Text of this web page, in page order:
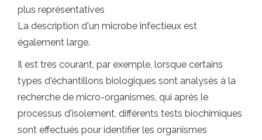
plus représentatives
La description d'un microbe infectieux est
également large.
Il est très courant, par exemple, lorsque certains
types d'échantillons biologiques sont analysés à la
recherche de micro-organismes, qui après le
processus d'isolement, différents tests biochimiques
sont effectués pour identifier les organismes